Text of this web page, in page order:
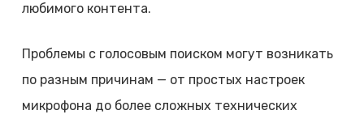
любимого контента.
Проблемы с голосовым поиском могут возникать
по разным причинам — от простых настроек
микрофона до более сложных технических